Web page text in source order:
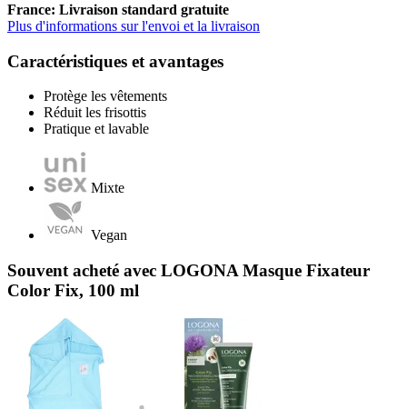
France: Livraison standard gratuite
Plus d'informations sur l'envoi et la livraison
Caractéristiques et avantages
Protège les vêtements
Réduit les frisottis
Pratique et lavable
Mixte
Vegan
Souvent acheté avec LOGONA Masque Fixateur
Color Fix, 100 ml